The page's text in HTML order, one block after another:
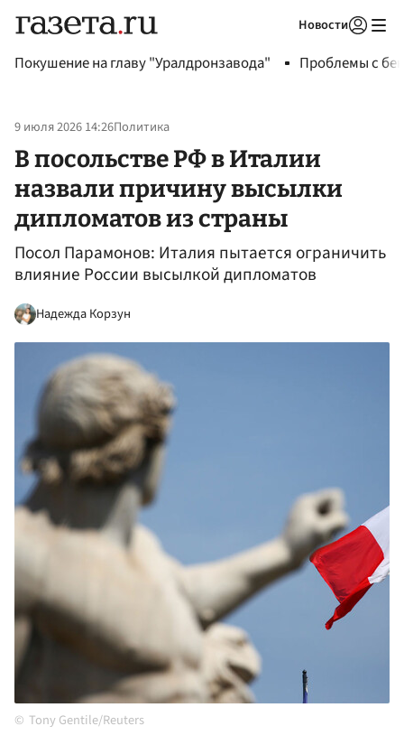
Новости
Покушение на главу "Уралдронзавода" Проблемы с
9 июля 2026 14:26Политика
В посольстве РФ в Италии
назвали причину высылки
дипломатов из страны
Посол Парамонов: Италия пытается ограничить
влияние России высылкой дипломатов
Надежда Корзун
Tony Gentile/Reuters